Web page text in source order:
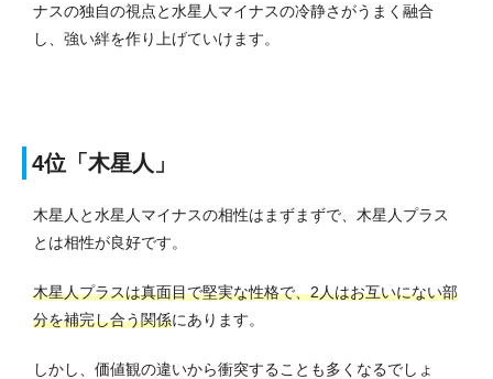
ナスの独自の視点と水星人マイナスの冷静さがうまく融合
し、強い絆を作り上げていけます。
4位「木星人」
木星人と水星人マイナスの相性はまずまずで、木星人プラス
とは相性が良好です。
木星人プラスは真面目で堅実な性格で、2人はお互いにない部
分を補完し合う関係にあります。
しかし、価値観の違いから衝突することも多くなるでしょ